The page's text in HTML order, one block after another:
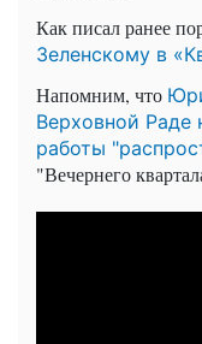
Как писал ранее
Зеленскому в
Напомним, что
Верховной Раде
работы
"Вечернего